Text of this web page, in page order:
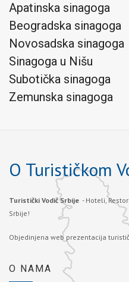
Apatinska sinagoga
Beogradska sinagoga
Novosadska sinagoga
Sinagoga u Nišu
Subotička sinagoga
Zemunska sinagoga
O Turističkom
Turistički Vodič Srbije - Hoteli,
Srbije!
Objedinjena web prezentacija
O NAMA